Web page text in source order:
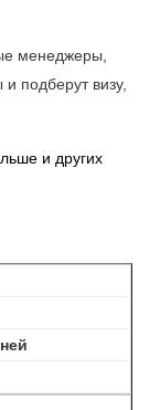
менеджеры,
подберут визу,
и других